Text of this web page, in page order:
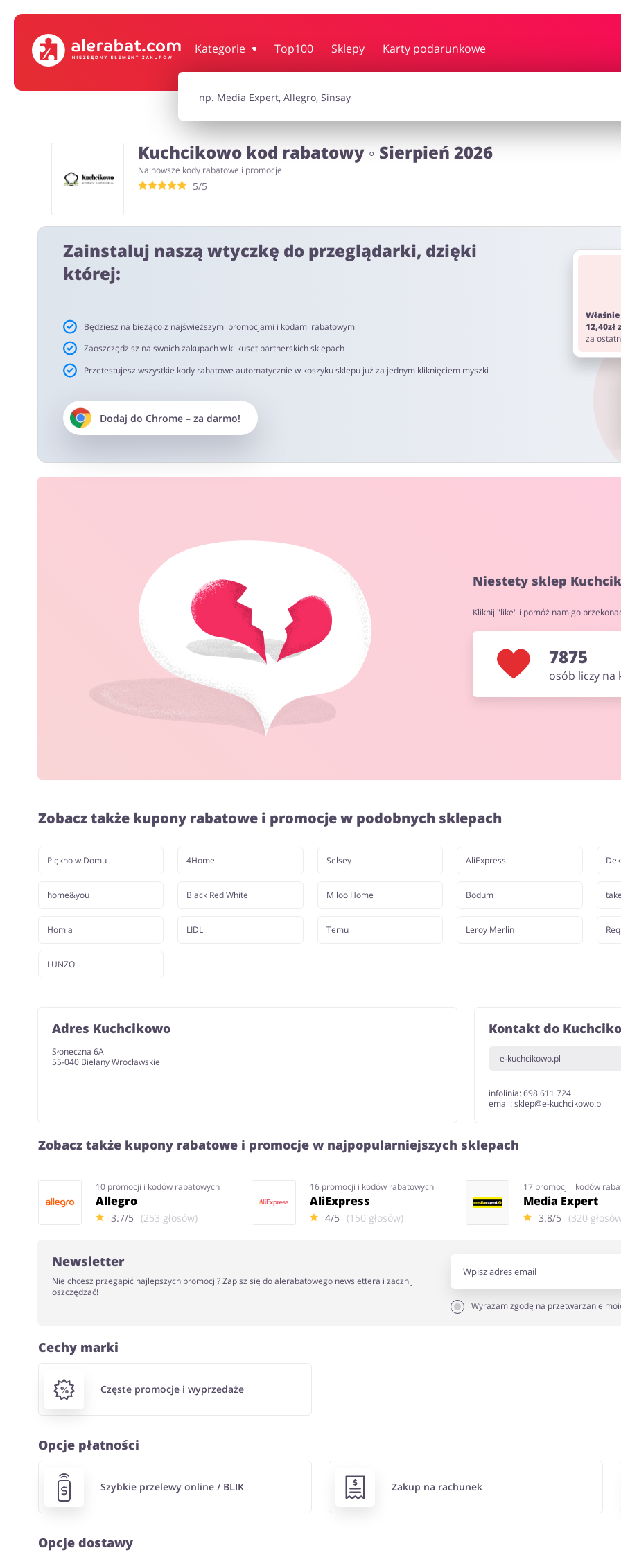
Kategorie Top100 Sklepy Karty podarunkowe
Turystyka i Podróże Usługi Zdrowie i uroda
Kuchcikowo kod rabatowy ◦ Sierpień 2026
Najnowsze kody rabatowe i promocje
5/5
Zainstaluj naszą wtyczkę do przeglądarki, dzięki
której:
Będziesz na bieżąco z najświeższymi promocjami i kodami rabatowymi
Zaoszczędzisz na swoich zakupach w kilkuset partnerskich sklepach
Przetestujesz wszystkie kody rabatowe automatycznie w koszyku sklepu już za jednym kliknięciem myszki
Dodaj do Chrome– za darmo!
za
Niestety sklep
Kliknij "like" i pomóż nam go
7875
osób liczy na
Zobacz także kupony rabatowe i promocje w podobnych sklepach
Piękno w Domu
home&you
Homla
4Home
Black Red White
LIDL
Selsey
Miloo Home
Temu
AliExpress
Bodum
Leroy Merlin
LUNZO
Adres Kuchcikowo
Słoneczna 6A
55-040 Bielany Wrocławskie
Kontakt do
e-kuchcikowo.pl
infolinia: 698 611 724
email: sklep@e-kuchcikowo.pl
Zobacz także kupony rabatowe i promocje w najpopularniejszych sklepach
10 promocji i kodów rabatowych
Allegro
3.7/5 (253 głosów)
16 promocji i kodów rabatowych
AliExpress
4/5 (150 głosów)
17 promocji i kodów
Media Expert
3.8/5 (320
Newsletter
Nie chcesz przegapić najlepszych promocji? Zapisz się do alerabatowego newslettera i zacznij
oszczędzać!
Wyrażam zgodę na przetwarzanie
Cechy marki
Częste promocje i wyprzedaże
Opcje płatności
Szybkie przelewy online / BLIK Zakup na rachunek
Opcje dostawy